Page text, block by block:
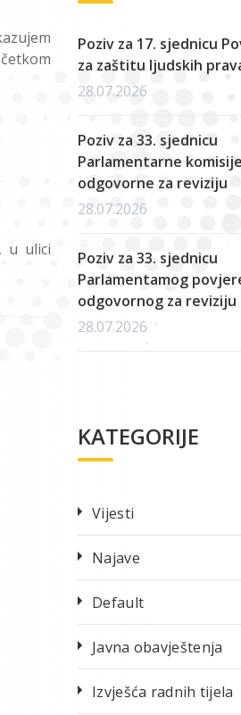
u ulici
Poziv za 17. sjednicu
za zaštitu ljudskih
28.07.2026
Poziv za 33. sjednicu
Parlamentarne komisije
odgovorne za reviziju
28.07.2026
Poziv za 33. sjednicu
Parlamentamog
odgovornog za reviziju
28.07.2026
KATEGORIJE
Vijesti
Najave
Default
Javna obavještenja
Izvješća radnih tijela